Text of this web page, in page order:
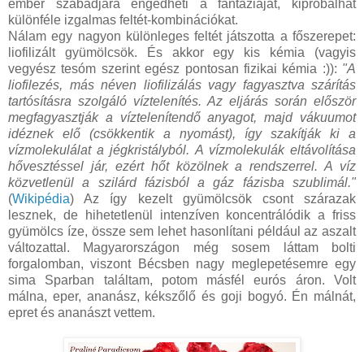
ember szabadjára engedheti a fantáziáját, kipróbálhat
különféle izgalmas feltét-kombinációkat.
Nálam egy nagyon különleges feltét játszotta a főszerepet:
liofilizált gyümölcsök. És akkor egy kis kémia (vagyis
vegyész tesóm szerint egész pontosan fizikai kémia :)): "A
liofilezés, más néven liofilizálás vagy fagyasztva szárítás
tartósításra szolgáló víztelenítés. Az eljárás során először
megfagyasztják a víztelenítendő anyagot, majd vákuumot
idéznek elő (csökkentik a nyomást), így szakítják ki a
vízmolekulálat a jégkristályból. A vízmolekulák eltávolítása
hővesztéssel jár, ezért hőt közölnek a rendszerrel. A víz
közvetlenül a szilárd fázisból a gáz fázisba szublimál."
(Wikipédia) Az így kezelt gyümölcsök csont szárazak
lesznek, de hihetetlenül intenzíven koncentrálódik a friss
gyümölcs íze, össze sem lehet hasonlítani például az aszalt
változattal. Magyarországon még sosem láttam bolti
forgalomban, viszont Bécsben nagy meglepetésemre egy
sima Sparban találtam, potom másfél eurós áron. Volt
málna, eper, ananász, kékszőlő és goji bogyó. Én málnát,
epret és ananászt vettem.